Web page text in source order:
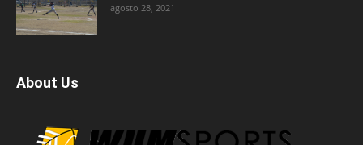
agosto 28, 2021
About Us